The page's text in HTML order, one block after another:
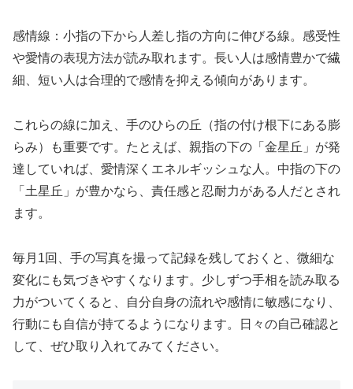
感情線：小指の下から人差し指の方向に伸びる線。感受性
や愛情の表現方法が読み取れます。長い人は感情豊かで繊
細、短い人は合理的で感情を抑える傾向があります。
これらの線に加え、手のひらの丘（指の付け根下にある膨
らみ）も重要です。たとえば、親指の下の「金星丘」が発
達していれば、愛情深くエネルギッシュな人。中指の下の
「土星丘」が豊かなら、責任感と忍耐力がある人だとされ
ます。
毎月1回、手の写真を撮って記録を残しておくと、微細な
変化にも気づきやすくなります。少しずつ手相を読み取る
力がついてくると、自分自身の流れや感情に敏感になり、
行動にも自信が持てるようになります。日々の自己確認と
して、ぜひ取り入れてみてください。